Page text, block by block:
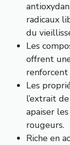
radicaux
du
Les
offrent
renforcent
Les
l’extrait
apaiser
rougeurs.
Riche en